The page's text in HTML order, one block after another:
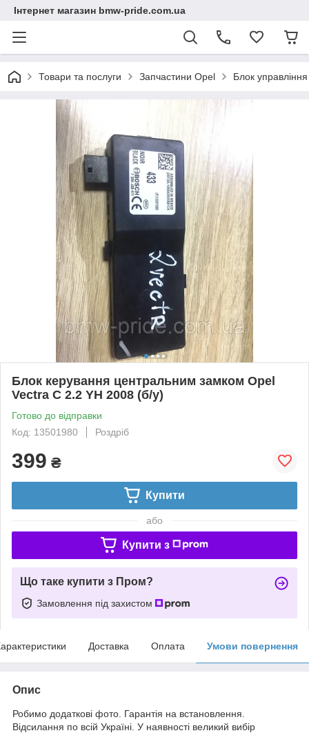
Інтернет магазин bmw-pride.com.ua
Товари та послуги Запчастини Opel Блок
Блок керування центральним замком Opel
Vectra C 2.2 YH 2008 (б/у)
Готово до відправки
Код: 13501980
Роздріб
399 ₴
Купити
або
Купити з
Що таке купити з Пром?
Замовлення під захистом
Доставка Оплата Умови повернення
Опис
Робимо додаткові фото. Гарантія на встановлення.
Відсилання по всій Україні. У наявності великий вибір